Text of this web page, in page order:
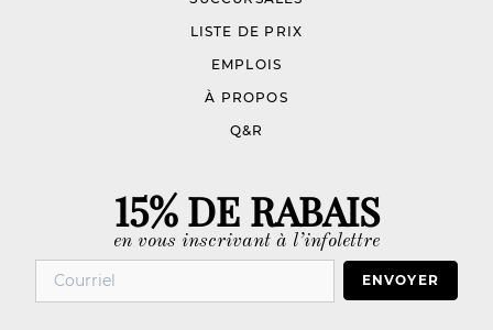
LISTE DE PRIX
EMPLOIS
À PROPOS
Q&R
15% DE RABAIS
en vous inscrivant à l’infolettre
ENVOYER